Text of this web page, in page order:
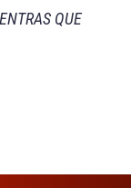
QUE